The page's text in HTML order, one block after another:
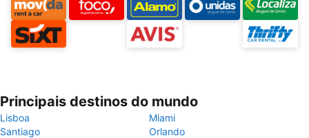
Principais destinos do mundo
Lisboa
Miami
Santiago
Orlando